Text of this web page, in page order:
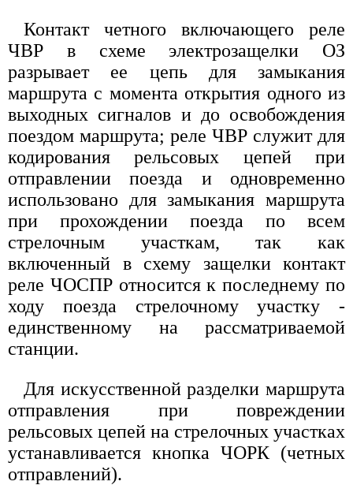
Контакт четного включающего реле
ЧВР в схеме электрозащелки ОЗ
разрывает ее цепь для замыкания
маршрута с момента открытия одного из
выходных сигналов и до освобождения
поездом маршрута; реле ЧВР служит для
кодирования рельсовых цепей при
отправлении поезда и одновременно
использовано для замыкания маршрута
при прохождении поезда по всем
стрелочным участкам, так как
включенный в схему защелки контакт
реле ЧОСПР относится к последнему по
ходу поезда стрелочному участку -
единственному на рассматриваемой
станции.
Для искусственной разделки маршрута
отправления при повреждении
рельсовых цепей на стрелочных участках
устанавливается кнопка ЧОРК (четных
отправлений).